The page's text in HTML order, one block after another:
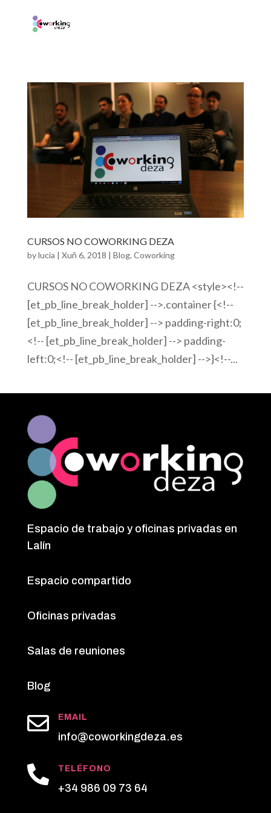
CURSOS NO COWORKING DEZA
bylucia | Xuñ 6, 2018 | Blog, Coworking
CURSOS NO COWORKING DEZA <style><!--
[et_pb_line_break_holder] -->.container {<!--
[et_pb_line_break_holder] --> padding-right:0;
<!-- [et_pb_line_break_holder] --> padding-
left:0;<!-- [et_pb_line_break_holder] -->}<!--...
Espacio de trabajo y oficinas privadas en
Lalín
Espacio compartido
Oficinas privadas
Salas de reuniones
Blog
 EMAIL
info@coworkingdeza.es
 TELÉFONO
+34 986 09 73 64